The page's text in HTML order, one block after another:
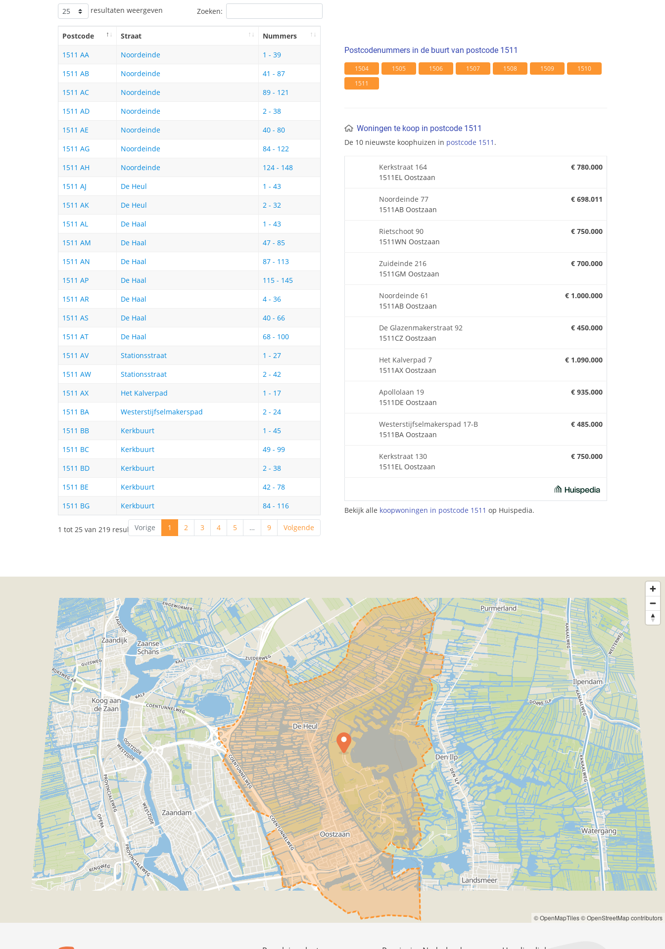
resultaten weergeven Zoeken:
Postcode Straat
Nummers
1511 AA
Noordeinde
1 - 39
1511 AB
Noordeinde
41 - 87
1511 AC
Noordeinde
89 - 121
1511 AD
Noordeinde
2 - 38
1511 AE
Noordeinde
40 - 80
1511 AG
Noordeinde
84 - 122
1511 AH
Noordeinde
124 - 148
1511 AJ
De Heul
1 - 43
1511 AK
De Heul
2 - 32
1511 AL
De Haal
1 - 43
1511 AM
De Haal
47 - 85
1511 AN
De Haal
87 - 113
1511 AP
De Haal
115 - 145
1511 AR
De Haal
4 - 36
1511 AS
De Haal
40 - 66
1511 AT
De Haal
68 - 100
1511 AV
Stationsstraat
1 - 27
1511 AW
Stationsstraat
2 - 42
1511 AX
Het Kalverpad
1 - 17
1511 BA
Westerstijfselmakerspad
2 - 24
1511 BB
Kerkbuurt
1 - 45
1511 BC
Kerkbuurt
49 - 99
1511 BD
Kerkbuurt
2 - 38
1511 BE
Kerkbuurt
42 - 78
1511 BG
Kerkbuurt 84 - 116
1 tot 25 van 219 resultaten
Vorige 1 2 3 4 5 … 9 Volgende
Postcodenummers in de buurt van postcode 1511
1504 1505 1506 1507 1508 1509
1510
1511
Woningen te koop in postcode 1511
De 10 nieuwste koophuizen in postcode 1511 .
Kerkstraat 164
1511EL Oostzaan
€ 780.000
Noordeinde 77
1511AB Oostzaan
€ 698.011
Rietschoot 90
1511WN Oostzaan
€ 750.000
Zuideinde 216
1511GM Oostzaan
€ 700.000
Noordeinde 61
1511AB Oostzaan
€ 1.000.000
De Glazenmakerstraat 92
1511CZ Oostzaan
€ 450.000
Het Kalverpad 7
1511AX Oostzaan
€ 1.090.000
Apollolaan 19
1511DE Oostzaan
€ 935.000
Westerstijfselmakerspad 17-B
1511BA Oostzaan
€ 485.000
Kerkstraat 130
1511EL Oostzaan
€ 750.000
Bekijk alle koopwoningen in postcode 1511 op Huispedia.
© OpenMapTiles© OpenStreetMap contributors